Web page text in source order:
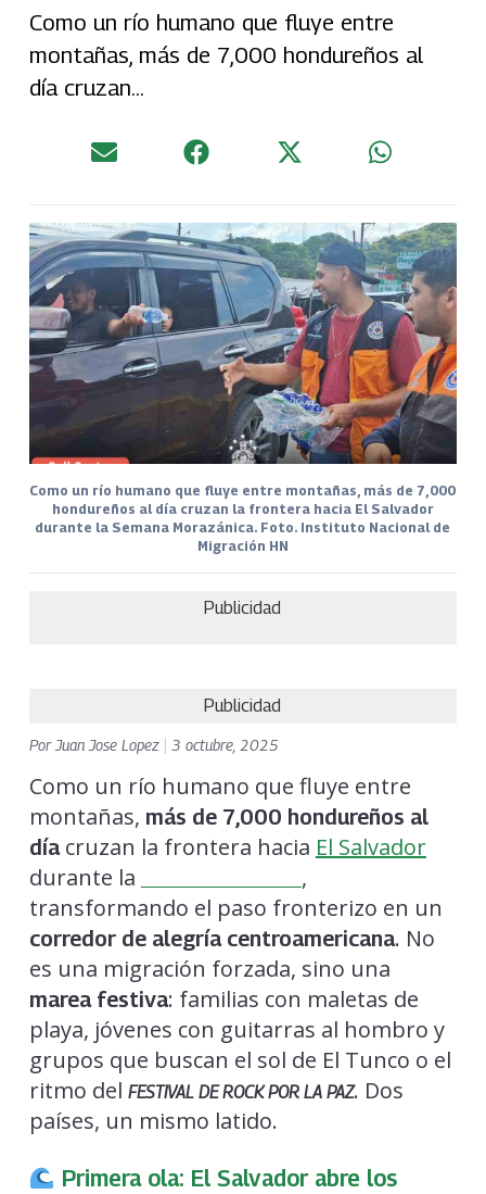
Como un río humano que fluye entre
montañas, más de 7,000 hondureños al
día cruzan...
Como un río humano que fluye entre montañas, más de 7,000
hondureños al día cruzan la frontera hacia El Salvador
durante la Semana Morazánica. Foto. Instituto Nacional de
Migración HN
Publicidad
Publicidad
Por Juan Jose Lopez 3 octubre, 2025
Como un río humano que fluye entre
montañas, más de 7,000 hondureños al
díacruzan la frontera hacia El Salvador
durante la
,
transformando el paso fronterizo en un
corredor de alegría centroamericana. No
es una migración forzada, sino una
marea festiva: familias con maletas de
playa, jóvenes con guitarras al hombro y
grupos que buscan el sol de El Tunco o el
ritmo del FESTIVAL DE ROCK POR LA PAZ. Dos
países, un mismo latido.
Primera ola: El Salvador abre los